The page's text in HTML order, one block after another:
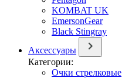
KOMBAT UK
EmersonGear
Black Stingray
Аксессуары
Категории:
Очки стрелковые